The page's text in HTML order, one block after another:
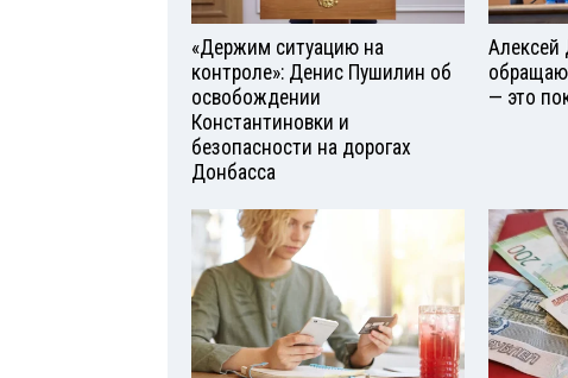
«Держим ситуацию на
контроле»: Денис Пушилин об
освобождении
Константиновки и
безопасности на дорогах
Донбасса
— это